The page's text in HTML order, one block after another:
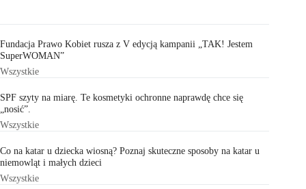
Fundacja Prawo Kobiet rusza z V edycją kampanii „TAK! Jestem
SuperWOMAN”
Wszystkie
SPF szyty na miarę. Te kosmetyki ochronne naprawdę chce się
„nosić”.
Wszystkie
Co na katar u dziecka wiosną? Poznaj skuteczne sposoby na katar u
niemowląt i małych dzieci
Wszystkie